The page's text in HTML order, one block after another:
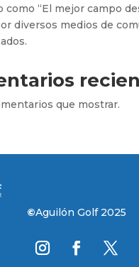
como “El mejor campo
diversos medios de
que mostrar.
©Aguilón Golf 2025